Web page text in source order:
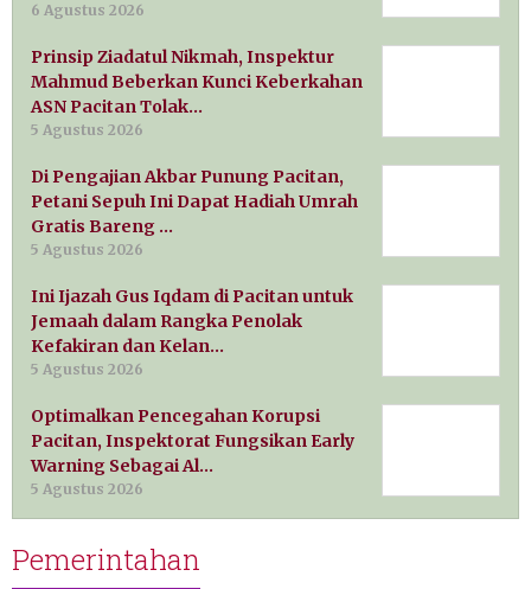
6 Agustus 2026
Prinsip Ziadatul Nikmah, Inspektur
Mahmud Beberkan Kunci Keberkahan
ASN Pacitan Tolak…
5 Agustus 2026
Di Pengajian Akbar Punung Pacitan,
Petani Sepuh Ini Dapat Hadiah Umrah
Gratis Bareng …
5 Agustus 2026
Ini Ijazah Gus Iqdam di Pacitan untuk
Jemaah dalam Rangka Penolak
Kefakiran dan Kelan…
5 Agustus 2026
Optimalkan Pencegahan Korupsi
Pacitan, Inspektorat Fungsikan Early
Warning Sebagai Al…
5 Agustus 2026
Pemerintahan